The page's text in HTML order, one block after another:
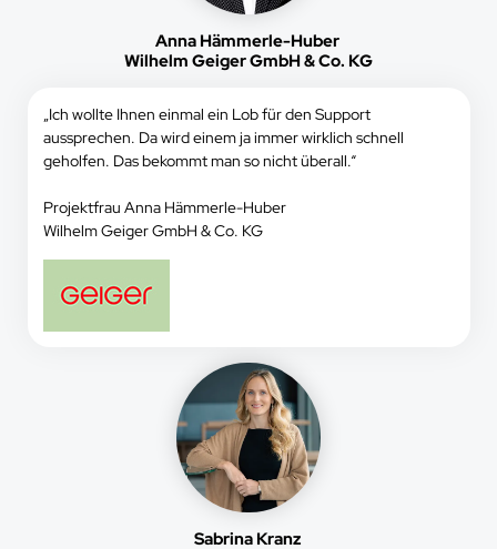
Anna Hämmerle-Huber
Wilhelm Geiger GmbH & Co. KG
„Ich wollte Ihnen einmal ein Lob für den Support
aussprechen. Da wird einem ja immer wirklich schnell
geholfen. Das bekommt man so nicht überall.“
Projektfrau Anna Hämmerle-Huber
Wilhelm Geiger GmbH & Co. KG
Sabrina Kranz